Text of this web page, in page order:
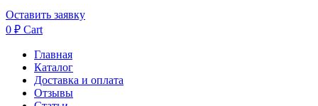
Оставить заявку
0 ₽ Cart
Главная
Каталог
Доставка и оплата
Отзывы